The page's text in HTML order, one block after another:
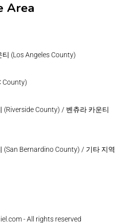
Area
(Los Angeles County)
County)
(Riverside County) / 벤츄라 카운티
(San Bernardino County) / 기타 지역
- All rights reserved